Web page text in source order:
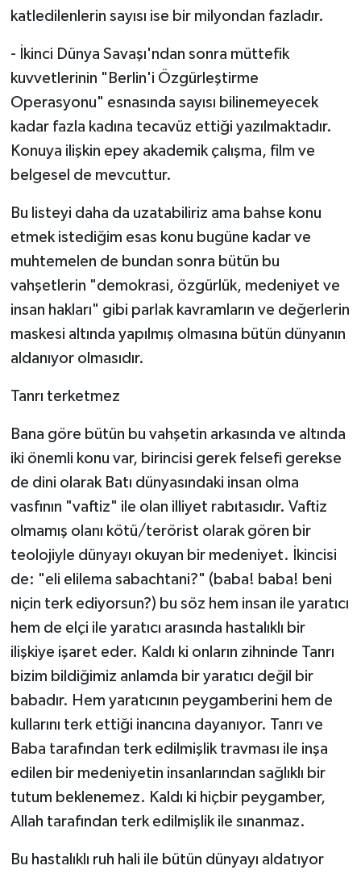
katledilenlerin sayısı ise bir milyondan fazladır.
- İkinci Dünya Savaşı'ndan sonra müttefik
kuvvetlerinin "Berlin'i Özgürleştirme
Operasyonu" esnasında sayısı bilinemeyecek
kadar fazla kadına tecavüz ettiği yazılmaktadır.
Konuya ilişkin epey akademik çalışma, film ve
belgesel de mevcuttur.
Bu listeyi daha da uzatabiliriz ama bahse konu
etmek istediğim esas konu bugüne kadar ve
muhtemelen de bundan sonra bütün bu
vahşetlerin "demokrasi, özgürlük, medeniyet ve
insan hakları" gibi parlak kavramların ve değerlerin
maskesi altında yapılmış olmasına bütün dünyanın
aldanıyor olmasıdır.
Tanrı terketmez
Bana göre bütün bu vahşetin arkasında ve altında
iki önemli konu var, birincisi gerek felsefi gerekse
de dini olarak Batı dünyasındaki insan olma
vasfının "vaftiz" ile olan illiyet rabıtasıdır. Vaftiz
olmamış olanı kötü/terörist olarak gören bir
teolojiyle dünyayı okuyan bir medeniyet. İkincisi
de: "eli elilema sabachtani?" (baba! baba! beni
niçin terk ediyorsun?) bu söz hem insan ile yaratıcı
hem de elçi ile yaratıcı arasında hastalıklı bir
ilişkiye işaret eder. Kaldı ki onların zihninde Tanrı
bizim bildiğimiz anlamda bir yaratıcı değil bir
babadır. Hem yaratıcının peygamberini hem de
kullarını terk ettiği inancına dayanıyor. Tanrı ve
Baba tarafından terk edilmişlik travması ile inşa
edilen bir medeniyetin insanlarından sağlıklı bir
tutum beklenemez. Kaldı ki hiçbir peygamber,
Allah tarafından terk edilmişlik ile sınanmaz.
Bu hastalıklı ruh hali ile bütün dünyayı aldatıyor